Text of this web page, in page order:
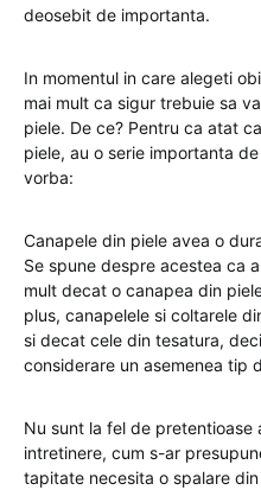
deosebit de importanta.
In momentul in care alegeti
mai mult ca sigur trebuie sa
piele. De ce? Pentru ca atat
piele, au o serie importanta
vorba:
Canapele din piele avea o
Se spune despre acestea ca
mult decat o canapea din
plus, canapelele si coltarele
si decat cele din tesatura,
considerare un asemenea tip
Nu sunt la fel de
intretinere, cum s-ar
tapitate necesita o spalare